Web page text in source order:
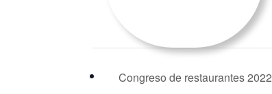
Congreso de restaurantes 2022